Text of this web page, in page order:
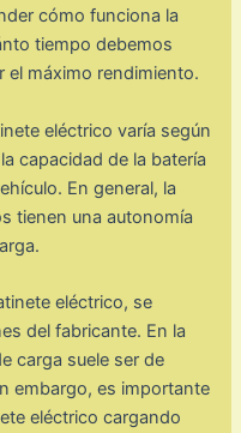
cómo funciona la
tiempo debemos
el máximo rendimiento.
eléctrico varía según
capacidad de la batería
En general, la
tienen una autonomía
eléctrico, se
del fabricante. En la
carga suele ser de
embargo, es importante
eléctrico cargando